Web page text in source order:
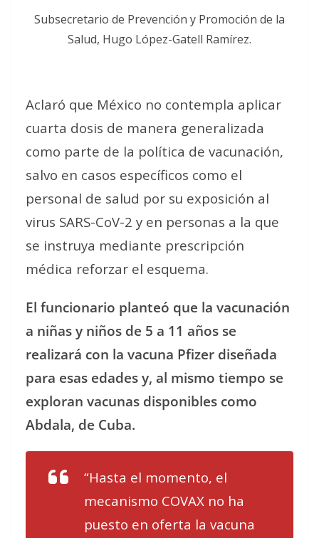
Subsecretario de Prevención y Promoción de la
Salud, Hugo López-Gatell Ramírez.
Aclaró que México no contempla aplicar
cuarta dosis de manera generalizada
como parte de la política de vacunación,
salvo en casos específicos como el
personal de salud por su exposición al
virus SARS-CoV-2 y en personas a la que
se instruya mediante prescripción
médica reforzar el esquema.
El funcionario planteó que la vacunación
a niñas y niños de 5 a 11 años se
realizará con la vacuna Pfizer diseñada
para esas edades y, al mismo tiempo se
exploran vacunas disponibles como
Abdala, de Cuba.
“Hasta el momento, el
mecanismo COVAX no ha
puesto en oferta la vacuna